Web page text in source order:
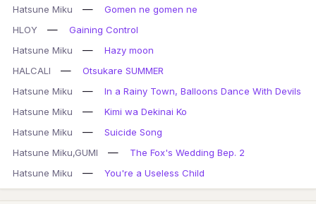
Hatsune Miku
—
Gomen ne gomen ne
HLOY
—
Gaining Control
Hatsune Miku
—
Hazy moon
HALCALI
—
Otsukare SUMMER
Hatsune Miku
—
In a Rainy Town, Balloons Dance With Devils
Hatsune Miku
—
Kimi wa Dekinai Ko
Hatsune Miku
—
Suicide Song
Hatsune Miku,GUMI
—
The Fox's Wedding Вер. 2
Hatsune Miku
— You're a Useless Child